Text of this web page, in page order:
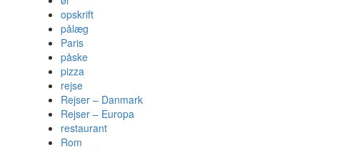
opskrift
pålæg
Paris
påske
pizza
rejse
Rejser – Danmark
Rejser – Europa
restaurant
Rom